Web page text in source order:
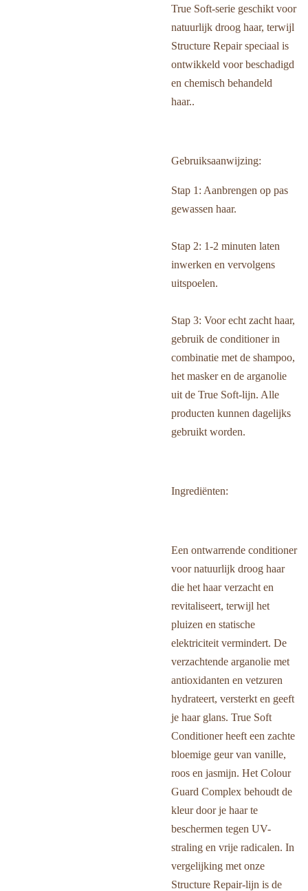
True Soft-serie geschikt voor
natuurlijk droog haar, terwijl
Structure Repair speciaal is
ontwikkeld voor beschadigd
en chemisch behandeld
haar..
Gebruiksaanwijzing:
Stap 1: Aanbrengen op pas
gewassen haar.
Stap 2: 1-2 minuten laten
inwerken en vervolgens
uitspoelen.
Stap 3: Voor echt zacht haar,
gebruik de conditioner in
combinatie met de shampoo,
het masker en de arganolie
uit de True Soft-lijn. Alle
producten kunnen dagelijks
gebruikt worden.
Ingrediënten:
Een ontwarrende conditioner
voor natuurlijk droog haar
die het haar verzacht en
revitaliseert, terwijl het
pluizen en statische
elektriciteit vermindert. De
verzachtende arganolie met
antioxidanten en vetzuren
hydrateert, versterkt en geeft
je haar glans. True Soft
Conditioner heeft een zachte
bloemige geur van vanille,
roos en jasmijn. Het Colour
Guard Complex behoudt de
kleur door je haar te
beschermen tegen UV-
straling en vrije radicalen. In
vergelijking met onze
Structure Repair-lijn is de